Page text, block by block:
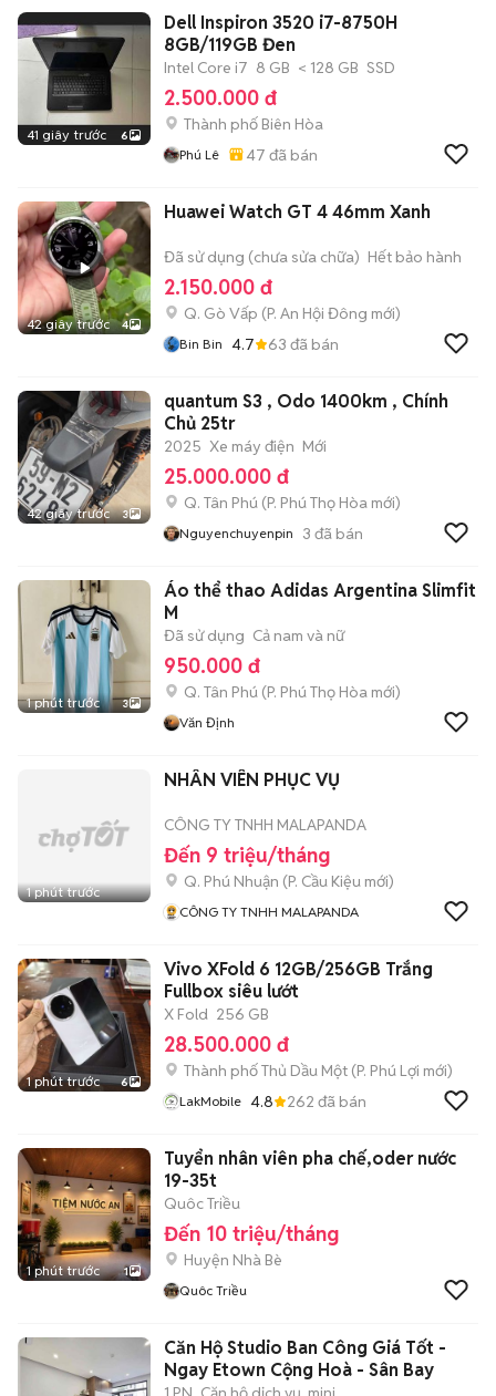
41 giây trước 6
Dell Inspiron 3520 i7-8750H
8GB/119GB Đen
Intel Core i7 8 GB < 128 GB SSD
2.500.000 đ
Thành phố Biên Hòa
Phú Lê 47 đã bán
42 giây trước 4
Huawei Watch GT 4 46mm Xanh
Đã sử dụng (chưa sửa chữa) Hết bảo hành
2.150.000 đ
Q. Gò Vấp (P. An Hội Đông mới)
Bin Bin 4.7 63 đã bán
42 giây trước 3
quantum S3 , Odo 1400km , Chính
Chủ 25tr
2025 Xe máy điện Mới
25.000.000 đ
Q. Tân Phú (P. Phú Thọ Hòa mới)
Nguyenchuyenpin 3 đã bán
1 phút trước 3
Áo thể thao Adidas Argentina Slimfit
M
Đã sử dụng Cả nam và nữ
950.000 đ
Q. Tân Phú (P. Phú Thọ Hòa mới)
Văn Định
1 phút trước
NHÂN VIÊN PHỤC VỤ
CÔNG TY TNHH MALAPANDA
Đến 9 triệu/tháng
Q. Phú Nhuận (P. Cầu Kiệu mới)
CÔNG TY TNHH MALAPANDA
1 phút trước 6
Vivo XFold 6 12GB/256GB Trắng
Fullbox siêu lướt
X Fold 256 GB
28.500.000 đ
Thành phố Thủ Dầu Một (P. Phú Lợi mới)
LakMobile 4.8 262 đã bán
1 phút trước 1
Tuyển nhân viên pha chế,oder nước
19-35t
Quôc Triều
Đến 10 triệu/tháng
Huyện Nhà Bè
Quôc Triều
Căn Hộ Studio Ban Công Giá Tốt -
Ngay Etown Cộng Hoà - Sân Bay